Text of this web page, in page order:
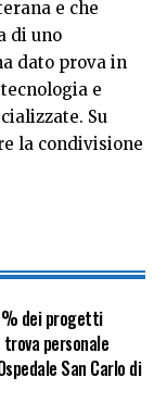
e che
di uno
dato prova in
e
Su
la condivisione
dei progetti
personale
San Carlo di